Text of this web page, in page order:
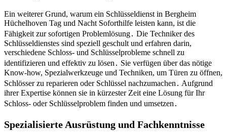
Ein weiterer Grund, warum ein Schlüsseldienst in Bergheim
Hüchelhoven Tag und Nacht Soforthilfe leisten kann, ist die
Fähigkeit zur sofortigen Problemlösung․ Die Techniker des
Schlüsseldienstes sind speziell geschult und erfahren darin,
verschiedene Schloss- und Schlüsselprobleme schnell zu
identifizieren und effektiv zu lösen․ Sie verfügen über das nötige
Know-how, Spezialwerkzeuge und Techniken, um Türen zu öffnen,
Schlösser zu reparieren oder Schlüssel nachzumachen․ Aufgrund
ihrer Expertise können sie in kürzester Zeit eine Lösung für Ihr
Schloss- oder Schlüsselproblem finden und umsetzen․
Spezialisierte Ausrüstung und Fachkenntnisse